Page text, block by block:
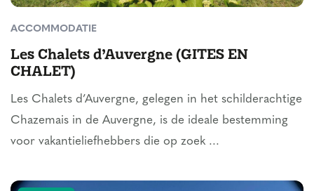
ACCOMMODATIE
Les Chalets d’Auvergne (GITES EN
CHALET)
Les Chalets d’Auvergne, gelegen in het schilderachtige
Chazemais in de Auvergne, is de ideale bestemming
voor vakantieliefhebbers die op zoek ...